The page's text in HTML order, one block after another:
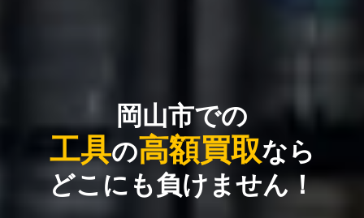
岡山市での
工具の高額買取なら
どこにも負けません！